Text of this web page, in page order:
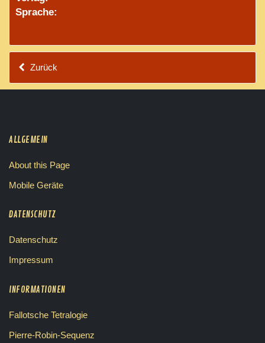
Sprache:
Zurück
ALLGEMEIN
About this Page
Mobile Geräte
DATENSCHUTZ
Datenschutz
Impressum
INFORMATIONEN
Fallotsche Tetralogie
Pierre-Robin-Sequenz